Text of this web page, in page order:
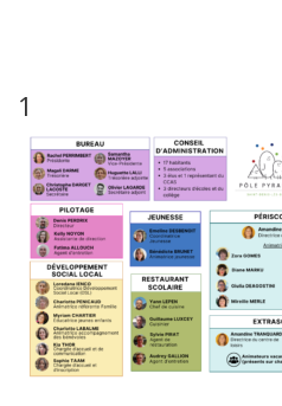
1